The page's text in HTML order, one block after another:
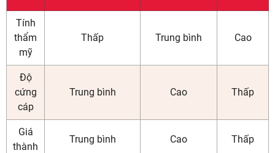
Tính
thẩm
mỹ
Thấp Trung bình Cao
Độ
cứng
cáp
Trung bình Cao Thấp
Giá
thành
Trung bình Cao Thấp